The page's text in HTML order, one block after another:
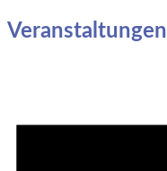
Veranstaltungen